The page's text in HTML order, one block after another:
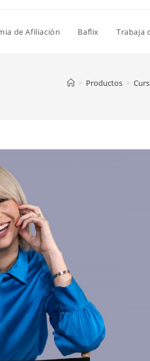
de Afiliación Baflix Trabaja
> Productos >